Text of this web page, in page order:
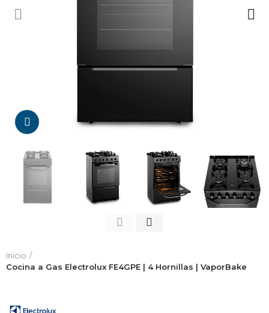
Da click para agrandar
Inicio
Cocina a Gas Electrolux FE4GPE | 4 Hornillas | VaporBake